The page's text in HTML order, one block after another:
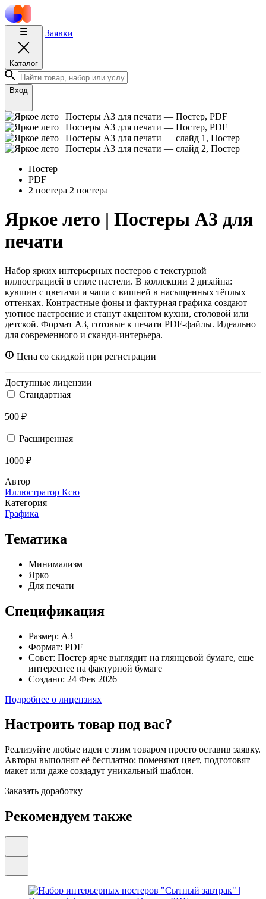
Каталог
Заявки
Вход
Постер
PDF
2 постера 2 постера
Яркое лето | Постеры А3 для
печати
Набор ярких интерьерных постеров с текстурной
иллюстрацией в стиле пастели. В коллекции 2 дизайна:
кувшин с цветами и чаша с вишней в насыщенных тёплых
оттенках. Контрастные фоны и фактурная графика создают
уютное настроение и станут акцентом кухни, столовой или
детской. Формат А3, готовые к печати PDF-файлы. Идеально
для современного и сканди-интерьера.
Цена со скидкой при регистрации
Доступные лицензии
Стандартная
500 ₽
Расширенная
1000 ₽
Автор
Иллюстратор Ксю
Категория
Графика
Тематика
Минимализм
Ярко
Для печати
Спецификация
Размер: А3
Формат: PDF
Совет: Постер ярче выглядит на глянцевой бумаге, еще
интереснее на фактурной бумаге
Создано: 24 Фев 2026
Подробнее о лицензиях
Настроить товар под вас?
Реализуйте любые идеи с этим товаром просто оставив заявку.
Авторы выполнят её бесплатно: поменяют цвет, подготовят
макет или даже создадут уникальный шаблон.
Заказать доработку
Рекомендуем также